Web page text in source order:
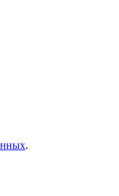
.